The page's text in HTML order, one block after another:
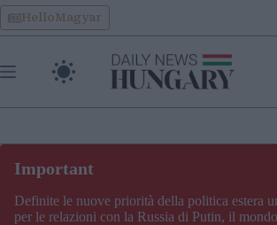
Skip
to
content
HelloMagyar
Definite le nuove priorità della politica estera
per le relazioni con la Russia di Putin, il